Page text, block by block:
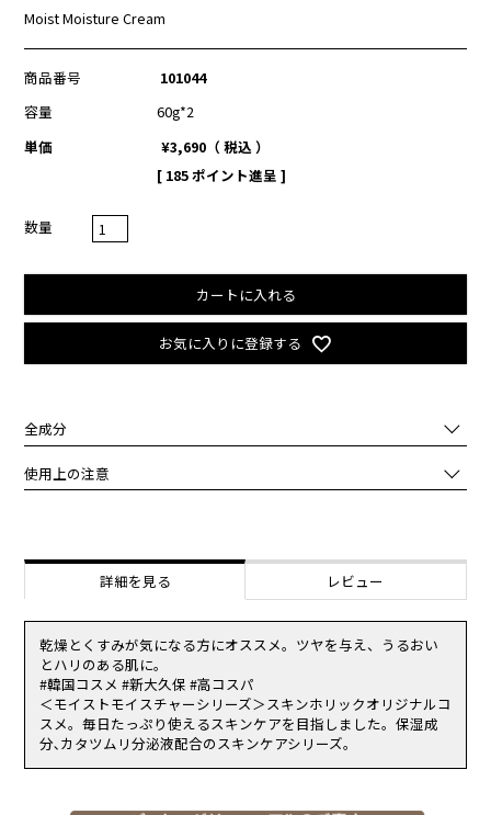
Moist Moisture Cream
商品番号
101044
容量
60g*2
単価
¥3,690
税込
[ 185ポイント進呈 ]
お気に入りに登録する
カートに入れる
全成分
水,カタツムリ分泌液,グリセリン,ＢＧ,水添ポリデセン,シクロペンタ
シロキサン,シクロヘキサシロキサン,トリ（カプリル酸／カプリン
ビタン,ミツロウ,ステアリン酸ＰＥＧ－１００,加水分解ケラチン,加
水分解エラスチン,メチルパラベン,フェノキシエタノール,合成ワック
ス,カルボマー,香料,酢酸トコフェロール,プロピルパラベン,水添レシ
チン,キサンタンガム,水酸化Ｋ,ＥＤＴＡ－３Ｎａ
使用上の注意
皮膚科専門医等にご相談されることをおすすめします。
（1）使用中、赤味、はれ、かゆみ、刺激等の異常があらわれた場
（2）使用したお肌に、直射日光があたって上記のような異常があら
われた場合。
傷やはれもの、湿疹等、異常のある部位にはお使いにならないでくだ
さい。
乳幼児の手の届く場所、直射日光の当たる場所、高温多湿または極度
に低温になる場所には置かないでください。
詳細を見る レビュー
乾燥とくすみが気になる方にオススメ。ツヤを与え、うるおい
とハリのある肌に。
#韓国コスメ #新大久保 #高コスパ
＜モイストモイスチャーシリーズ＞スキンホリックオリジナルコ
スメ。毎日たっぷり使えるスキンケアを目指しました。保湿成
分､カタツムリ分泌液配合のスキンケアシリーズ。